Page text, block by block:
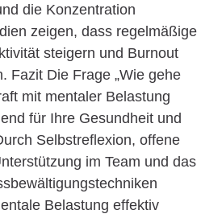
die Konzentration
zeigen, dass regelmäßige
steigern und Burnout
Fazit Die Frage „Wie gehe
mit mentaler Belastung
für Ihre Gesundheit und
Selbstreflexion, offene
im Team und das
Belastung effektiv